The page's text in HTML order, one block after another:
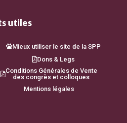
utiles
Mieux utiliser le site de la SPP
Dons & Legs
Conditions Générales de Vente
des congrès et colloques
Mentions légales